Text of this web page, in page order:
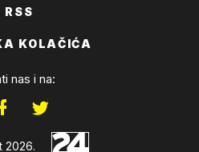
RSS
KOLAČIĆA
nas i na:
2026.